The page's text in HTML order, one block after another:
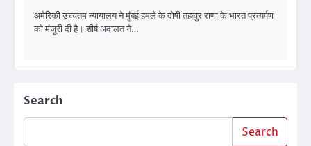
अमेरिकी उच्चतम न्यायालय ने मुंबई हमले के दोषी तहव्वुर राणा के भारत प्रत्यर्पण
को मंजूरी दी है। शीर्ष अदालत ने…
Search
Search